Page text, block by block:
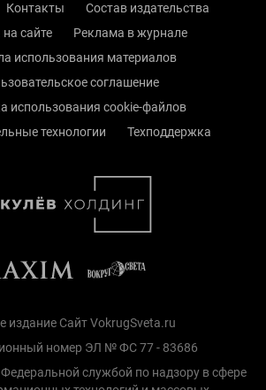
Контакты
Состав издательства
сайте
Реклама в журнале
использования материалов
соглашение
использования cookie-файлов
технологии
Техподдержка
издание Сайт VokrugSveta.ru
номер ЭЛ № ФС 77 - 83686
службой по надзору в сфере